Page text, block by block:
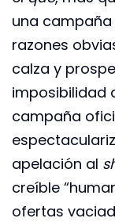
una
razones
calza y
imposibilidad
campaña
apelación al
creíble
ofertas